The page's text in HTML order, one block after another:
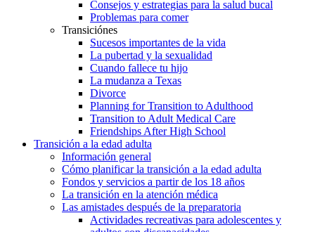
Consejos y estrategias para la salud bucal
Problemas para comer
Transiciónes
Sucesos importantes de la vida
La pubertad y la sexualidad
Cuando fallece tu hijo
La mudanza a Texas
Divorce
Planning for Transition to Adulthood
Transition to Adult Medical Care
Friendships After High School
Transición a la edad adulta
Información general
Cómo planificar la transición a la edad adulta
Fondos y servicios a partir de los 18 años
La transición en la atención médica
Las amistades después de la preparatoria
Actividades recreativas para adolescentes y